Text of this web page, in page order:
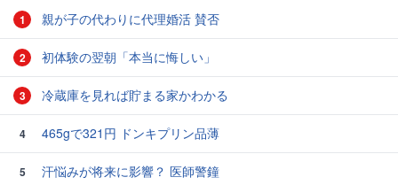
1 親が子の代わりに代理婚活 賛否
2 初体験の翌朝「本当に悔しい」
3 冷蔵庫を見れば貯まる家かわかる
4 465gで321円 ドンキプリン品薄
5
汗悩みが将来に影響？ 医師警鐘